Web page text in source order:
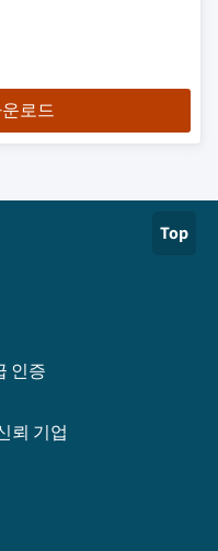
운로드
Top
인증
뢰 기업